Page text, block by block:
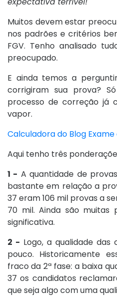
Muitos devem estar
nos padrões e critérios
FGV. Tenho analisado
preocupado.
E ainda temos a
corrigiram sua prova?
processo de correção já
vapor.
Calculadora do Blog
Aqui tenho três
1 - A quantidade de
bastante em relação a
37 eram 106 mil provas a
70 mil. Ainda são muitas
significativa.
2 - Logo, a qualidade
pouco. Historicamente
fraco da 2ª fase: a baixa
37 os candidatos
que seja algo com uma